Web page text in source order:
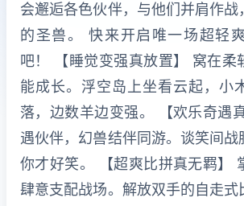
会邂逅各色伙伴，与他们并肩作战
的圣兽。 快来开启唯一场超轻
吧！ 【睡觉变强真放置】 窝在柔
能成长。浮空岛上坐看云起，小
落，边数羊边变强。 【欢乐奇遇
遇伙伴，幻兽结伴同游。谈笑间战
你才好笑。 【超爽比拼真无羁】
肆意支配战场。解放双手的自走式